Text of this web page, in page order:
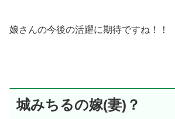
娘さんの今後の活躍に期待ですね！！
城みちるの嫁(妻)？